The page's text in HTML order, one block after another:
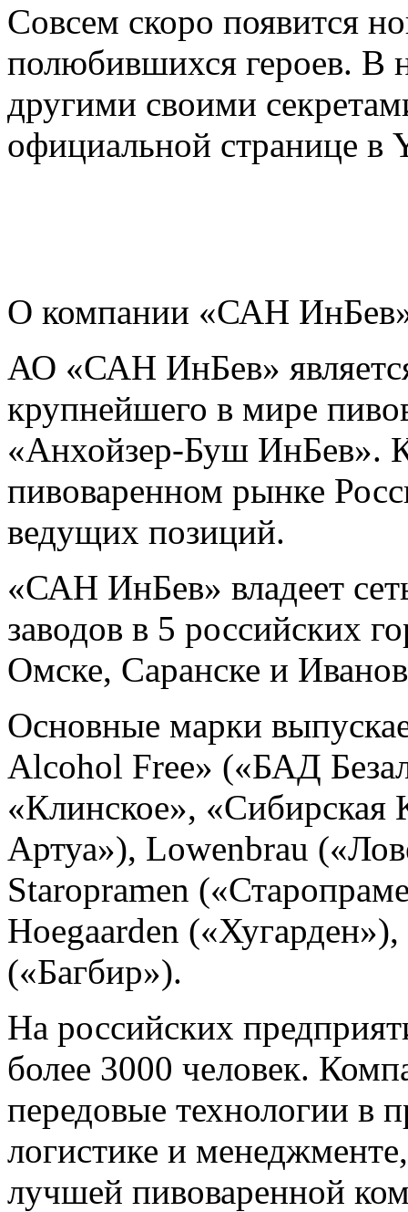
Совсем скоро появится
полюбившихся героев. В
другими своими
официальной странице в
О компании «САН
АО «САН ИнБев»
крупнейшего в мире
«Анхойзер-Буш ИнБев».
пивоваренном рынке
ведущих позиций.
«САН ИнБев» владеет
заводов в 5 российских
Омске, Саранске и
Основные марки
Alcohol Free» («БАД
«Клинское», «Сибирская
Артуа»), Lowenbrau
Staropramen
Hoegaarden
(«Багбир»).
На российских
более 3000 человек.
передовые технологии в
логистике и
лучшей пивоваренной